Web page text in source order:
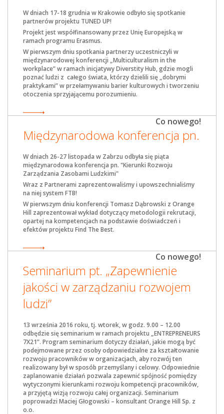
W dniach 17-18 grudnia w Krakowie odbyło się spotkanie
partnerów projektu TUNED UP!
Projekt jest współfinansowany przez Unię Europejską w
ramach programu Erasmus.
W pierwszym dniu spotkania partnerzy uczestniczyli w
międzynarodowej konferencji „Multiculturalism in the
workplace” w ramach inicjatywy Diverstity Hub, gdzie mogli
poznać ludzi z całego świata, którzy dzielili się „dobrymi
praktykami” w przełamywaniu barier kulturowych i tworzeniu
otoczenia sprzyjającemu porozumieniu.
Co nowego!
Międzynarodowa konferencja pn.
W dniach 26-27 listopada w Zabrzu odbyła się piąta
międzynarodowa konferencja pn. "Kierunki Rozwoju
Zarządzania Zasobami Ludzkimi"
Wraz z Partnerami zaprezentowaliśmy i upowszechnialiśmy
na niej system FTB!
W pierwszym dniu konferencji Tomasz Dąbrowski z Orange
Hill zaprezentował wykład dotyczący metodologii rekrutacji,
opartej na kompetencjach na podstawie doświadczeń i
efektów projektu Find The Best.
Co nowego!
Seminarium pt. „Zapewnienie
jakości w zarządzaniu rozwojem
ludzi”
13 września 2016 roku, tj. wtorek, w godz. 9.00 – 12.00
odbędzie się seminarium w ramach projektu „ENTREPRENEURS
7X21”. Program seminarium dotyczy działań, jakie mogą być
podejmowane przez osoby odpowiedzialne za kształtowanie
rozwoju pracowników w organizacjach, aby rozwój ten
realizowany był w sposób przemyślany i celowy. Odpowiednie
zaplanowanie działań pozwala zapewnić spójność pomiędzy
wytyczonymi kierunkami rozwoju kompetencji pracowników,
a przyjętą wizją rozwoju całej organizacji. Seminarium
poprowadzi Maciej Głogowski – konsultant Orange Hill Sp. z
o.o.